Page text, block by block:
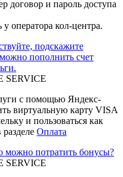
договор и пароль доступа
оператора кол-центра.
подскажите
пополнить счет
SERVICE
с помощью Яндекс-
виртуальную карту VISA
и пользоваться как
Оплата
можно потратить бонусы?
SERVICE